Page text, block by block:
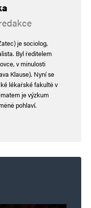
je sociolog,
Byl ředitelem
v minulosti
Klause). Nyní se
lékařské fakultě v
je výzkum
pohlaví.